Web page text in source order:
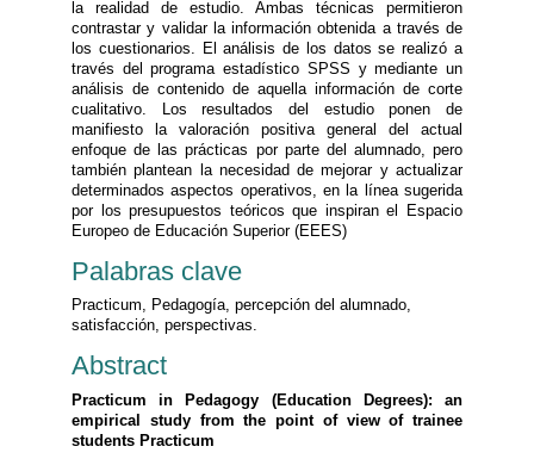
la realidad de estudio. Ambas técnicas permitieron
contrastar y validar la información obtenida a través de
los cuestionarios. El análisis de los datos se realizó a
través del programa estadístico SPSS y mediante un
análisis de contenido de aquella información de corte
cualitativo. Los resultados del estudio ponen de
manifiesto la valoración positiva general del actual
enfoque de las prácticas por parte del alumnado, pero
también plantean la necesidad de mejorar y actualizar
determinados aspectos operativos, en la línea sugerida
por los presupuestos teóricos que inspiran el Espacio
Europeo de Educación Superior (EEES)
Palabras clave
Practicum, Pedagogía, percepción del alumnado,
satisfacción, perspectivas.
Abstract
Practicum in Pedagogy (Education Degrees): an
empirical study from the point of view of trainee
students Practicum